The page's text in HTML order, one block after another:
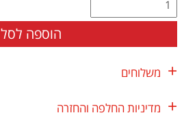
הוספה לסל
משלוחים
מדיניות החלפה והחזרה